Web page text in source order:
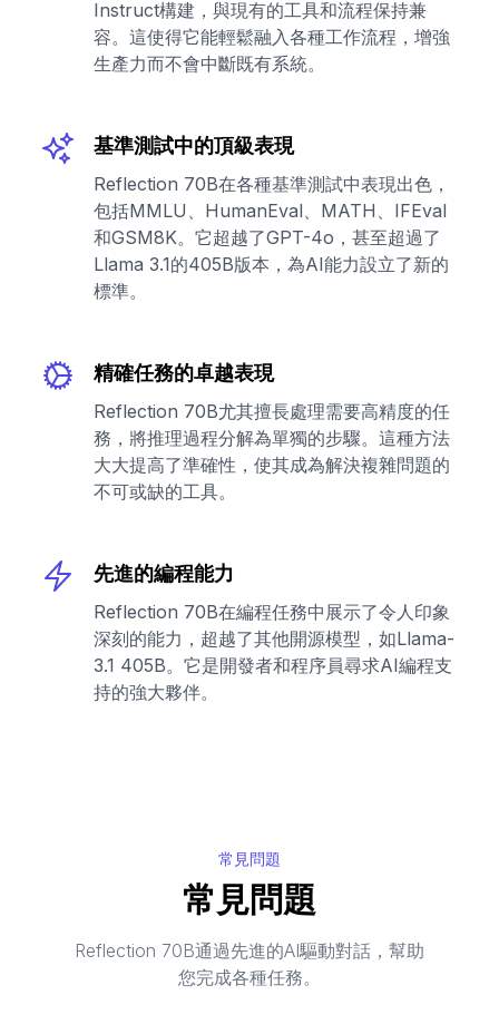
Instruct構建，與現有的工具和流程保持兼
容。這使得它能輕鬆融入各種工作流程，增強
生產力而不會中斷既有系統。
基準測試中的頂級表現
Reflection 70B在各種基準測試中表現出色，
包括MMLU、HumanEval、MATH、IFEval
和GSM8K。它超越了GPT-4o，甚至超過了
Llama 3.1的405B版本，為AI能力設立了新的
標準。
精確任務的卓越表現
Reflection 70B尤其擅長處理需要高精度的任
務，將推理過程分解為單獨的步驟。這種方法
大大提高了準確性，使其成為解決複雜問題的
不可或缺的工具。
先進的編程能力
Reflection 70B在編程任務中展示了令人印象
深刻的能力，超越了其他開源模型，如Llama-
3.1 405B。它是開發者和程序員尋求AI編程支
持的強大夥伴。
常見問題
常見問題
Reflection 70B通過先進的AI驅動對話，幫助
您完成各種任務。